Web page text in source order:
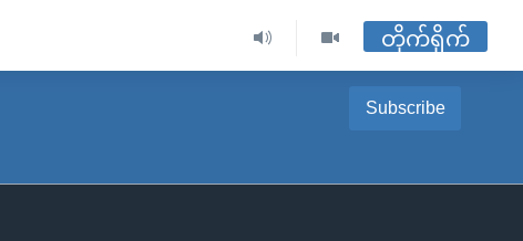
တိုက်ရိုက်
Subscribe